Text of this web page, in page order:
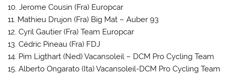
10. Jerome Cousin (Fra) Europcar
11. Mathieu Drujon (Fra) Big Mat – Auber 93
12. Cyril Gautier (Fra) Team Europcar
13. Cédric Pineau (Fra) FDJ
14. Pim Ligthart (Ned) Vacansoleil – DCM Pro Cycling Team
15. Alberto Ongarato (Ita) Vacansoleil-DCM Pro Cycling Team